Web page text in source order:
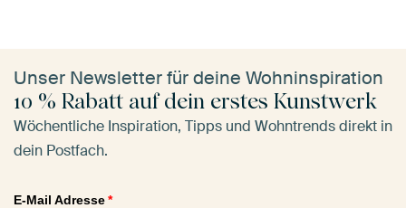
Unser Newsletter für deine Wohninspiration
10 % Rabatt auf dein erstes Kunstwerk
Wöchentliche Inspiration, Tipps und Wohntrends direkt in
dein Postfach.
E-Mail Adresse*